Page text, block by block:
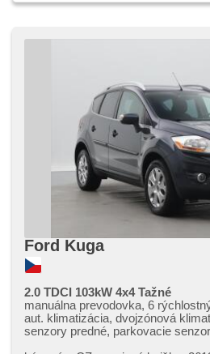
Ford Kuga
2.0 TDCI 103kW 4x4 Tažné
manuálna prevodovka, 6
aut. klimatizácia, dvojzónová
senzory predné, parkovacie